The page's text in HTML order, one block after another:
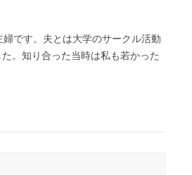
です。夫とは大学のサークル活動
。知り合った当時は私も若かった